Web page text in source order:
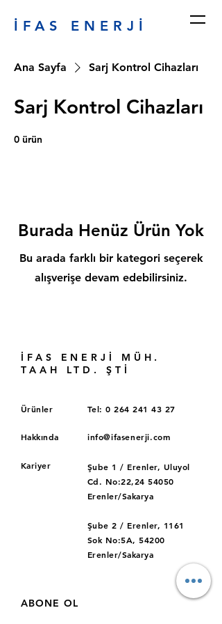
İFAS ENERJİ
Ana Sayfa Sarj Kontrol Cihazları
Sarj Kontrol Cihazları
0 ürün
Burada Henüz Ürün Yok
Bu arada farklı bir kategori seçerek
alışverişe devam edebilirsiniz.
İFAS ENERJİ MÜH.
TAAH LTD. ŞTİ
Ürünler Tel: 0 264 241 43 27
Hakkında info@ifasenerji.com
Kariyer
Şube 1 / Erenler, Uluyol
Cd. No:22,24 54050
Erenler/Sakarya
Şube 2 / Erenler, 1161
Sok No:5A, 54200
Erenler/Sakarya
ABONE OL